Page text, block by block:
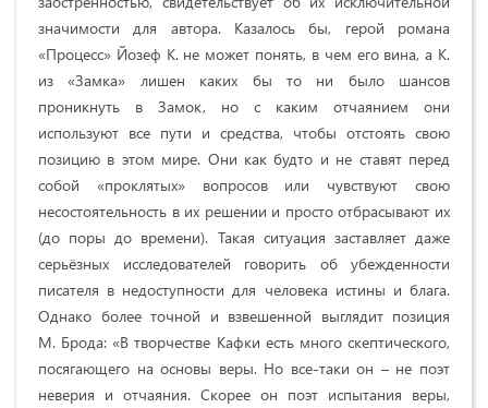
значимости для автора. Казалось бы, герой романа
«Процесс» Йозеф К. не может понять, в чем его вина, а К.
из «Замка» лишен каких бы то ни было шансов
проникнуть в Замок, но с каким отчаянием они
используют все пути и средства, чтобы отстоять свою
позицию в этом мире. Они как будто и не ставят перед
собой «проклятых» вопросов или чувствуют свою
несостоятельность в их решении и просто отбрасывают их
(до поры до времени). Такая ситуация заставляет даже
серьёзных исследователей говорить об убежденности
писателя в недоступности для человека истины и блага.
Однако более точной и взвешенной выглядит позиция
М. Брода: «В творчестве Кафки есть много скептического,
посягающего на основы веры. Но все-таки он – не поэт
неверия и отчаяния. Скорее он поэт испытания веры,